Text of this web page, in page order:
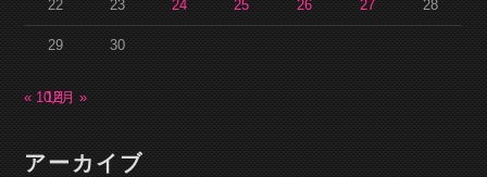
22 23 24 25 26 27 28
29 30
« 10月12月 »
アーカイブ